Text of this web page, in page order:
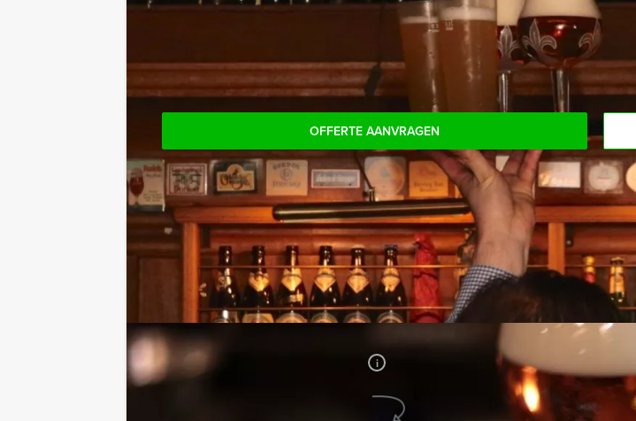
Jouw uitje
Vanaf€ 39,50 p.p. excl.
BTW
Duur:
Aantal:
Minimaal 12 personen i
Met minder personen deelnemen aan dit groepsuitje van Arnhem
Op deze website staat een minimaal aantal personen voor dit groepsuitje
maar zullen dan wel de minimale prijs moeten voldoen.
OFFERTE AANVRAGEN